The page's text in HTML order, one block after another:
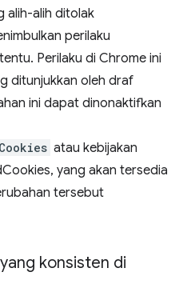
alih-alih ditolak
perilaku
Perilaku di Chrome ini
ditunjukkan oleh draf
ini dapat dinonaktifkan
atau kebijakan
yang akan tersedia
tersebut
konsisten di